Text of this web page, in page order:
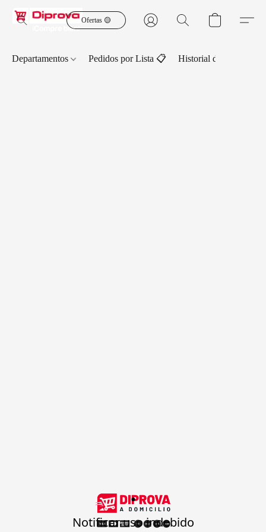
Ofertas 🟡
Departamentos Pedidos por Lista 📋 Historial de Pedidos
.
Notificar uso indebido